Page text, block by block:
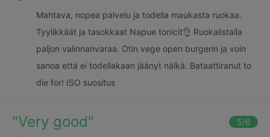
Mahtava, nopea palvelu ja todella maukasta ruokaa.
Tyylikkäät ja tasokkaat Napue tonicit👌 Ruokalistalla
paljon valinnanvaraa. Otin vege open burgerin ja voin
sanoa että ei todellakaan jäänyt nälkä. Bataattiranut to
die for! ISO suositus
"Very good" 5/6